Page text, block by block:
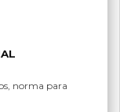
norma para